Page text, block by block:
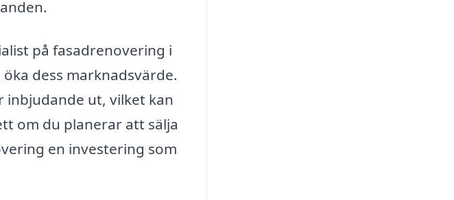
på fasadrenovering i
dess marknadsvärde.
inbjudande ut, vilket kan
om du planerar att sälja
en investering som